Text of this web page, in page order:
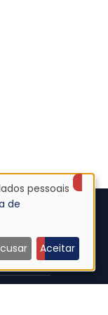
pessoais
de
Aceitar